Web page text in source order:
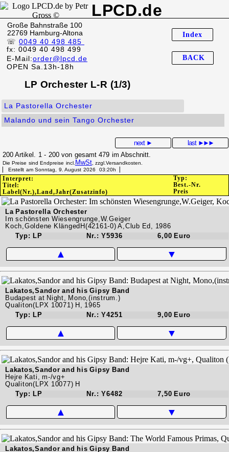
LPCD.de
Große Bahnstraße 100
22769 Hamburg-Altona
☏ 0049 40 498 485
fx: 0049 40 498 499
E-Mail:order@lpcd.de
OPEN Sa.13h-18h
Index
BACK
LP Orchester L-R (1/3)
La Pastorella Orchester
Malando und sein Tango Orchester
next ► last ►►►
200 Artikel. 1 - 200 von gesamt 479 im Abschnitt.
Die Preise sind Endpreise incl. MwSt, zzgl.Versandkosten.
▏ Erstellt am Sonntag, 9. August 2026 03:20h▕
Interpret:
Titel:
Label(Nr.),Land,Jahr(Zusatzinfo)
Typ:
Best.-Nr.
Preis
La Pastorella Orchester
Im schönsten Wiesengrunge,W.Geiger
Koch,Goldene KlängedH(42161-0) A,Club Ed, 1986
Typ: LP
Nr.: Y5936 6,00 Euro
▲ ▼
Lakatos,Sandor and his Gipsy Band
Budapest at Night, Mono,(instrum.)
Qualiton(LPX 10071) H, 1965
Typ: LP
Nr.: Y4251 9,00 Euro
▲ ▼
Lakatos,Sandor and his Gipsy Band
Hejre Kati, m-/vg+
Qualiton(LPX 10077) H
Typ: LP
Nr.: Y6482 7,50 Euro
▲ ▼
Lakatos,Sandor and his Gipsy Band